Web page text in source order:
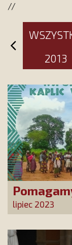
//
2013
lipiec 2023